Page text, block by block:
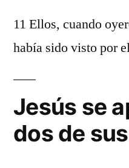
11 Ellos, cuando
había sido visto por
Jesús se
dos de